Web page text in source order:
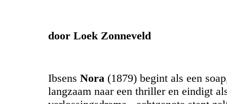
door Loek Zonneveld
Ibsens Nora (1879) begint als een
langzaam naar een thriller en eindigt